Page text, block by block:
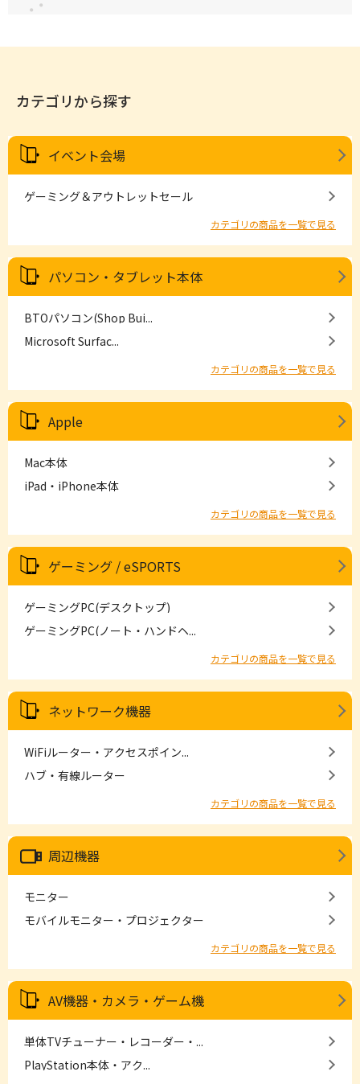
カテゴリから探す
イベント会場
ゲーミング＆アウトレットセール
カテゴリの商品を一覧で見る
パソコン・タブレット本体
BTOパソコン(Shop Bui...
Microsoft Surfac...
カテゴリの商品を一覧で見る
Apple
Mac本体
iPad・iPhone本体
カテゴリの商品を一覧で見る
ゲーミング / eSPORTS
ゲーミングPC(デスクトップ)
ゲーミングPC(ノート・ハンドヘ...
カテゴリの商品を一覧で見る
ネットワーク機器
WiFiルーター・アクセスポイン...
ハブ・有線ルーター
カテゴリの商品を一覧で見る
周辺機器
モニター
モバイルモニター・プロジェクター
カテゴリの商品を一覧で見る
AV機器・カメラ・ゲーム機
単体TVチューナー・レコーダー・...
PlayStation本体・アク...